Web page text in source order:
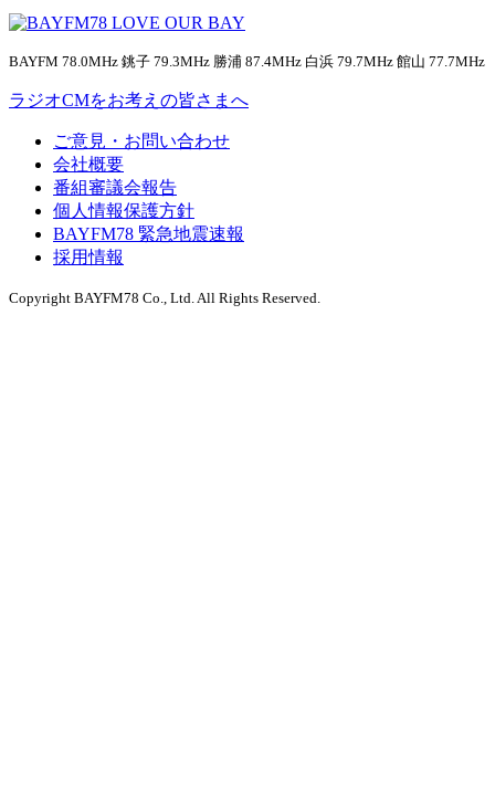
BAYFM 78.0MHz 銚子 79.3MHz 勝浦 87.4MHz 白浜 79.7MHz 館山 77.7MHz
ラジオCMをお考えの皆さまへ
ご意見・お問い合わせ
会社概要
番組審議会報告
個人情報保護方針
BAYFM78 緊急地震速報
採用情報
Copyright BAYFM78 Co., Ltd. All Rights Reserved.